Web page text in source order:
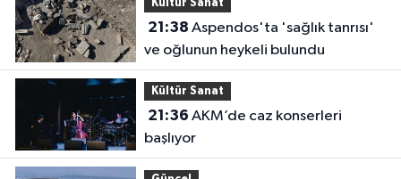
Kültür Sanat
21:38
ve oğlunun heykeli bulundu
Kültür Sanat
21:36
başlıyor